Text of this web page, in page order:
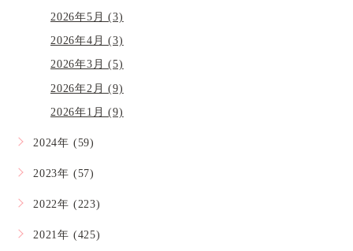
2026年5月 (3)
2026年4月 (3)
2026年3月 (5)
2026年2月 (9)
2026年1月 (9)
2024年 (59)
2023年 (57)
2022年 (223)
2021年 (425)